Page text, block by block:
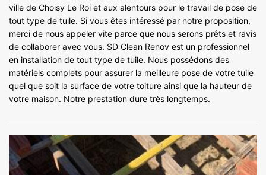
ville de Choisy Le Roi et aux alentours pour le travail de pose de
tout type de tuile. Si vous êtes intéressé par notre proposition,
merci de nous appeler vite parce que nous serons prêts et ravis
de collaborer avec vous. SD Clean Renov est un professionnel
en installation de tout type de tuile. Nous possédons des
matériels complets pour assurer la meilleure pose de votre tuile
quel que soit la surface de votre toiture ainsi que la hauteur de
votre maison. Notre prestation dure très longtemps.